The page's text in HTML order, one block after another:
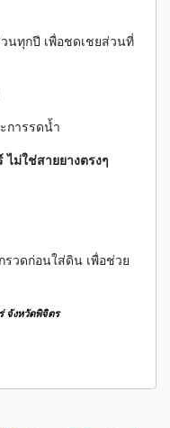
นทุกปี เพื่อชดเชยส่วนที่
การรดน้ำ
ไม่ใช่สายยางตรงๆ
รวดก่อนใส่ดิน เพื่อช่วย
จังหวัดพิจิตร